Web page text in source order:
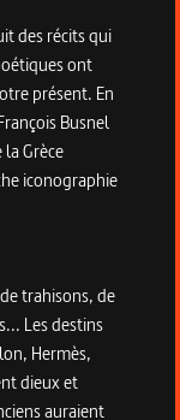
des récits qui
ont
présent. En
Busnel
Grèce
iconographie
trahisons, de
Les destins
Hermès,
dieux et
auraient